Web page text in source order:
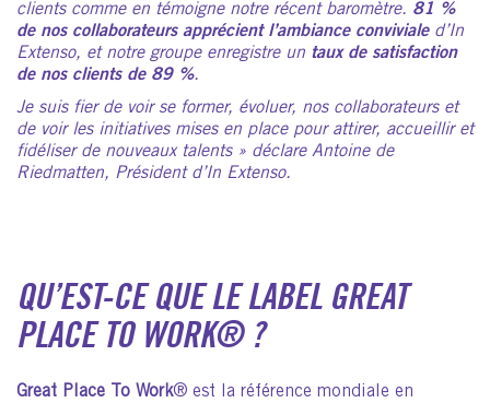
clients comme en témoigne notre récent baromètre. 81 %
de nos collaborateurs apprécient l’ambiance convivialed’In
Extenso, et notre groupe enregistre un taux de satisfaction
de nos clients de 89 %.
Je suis fier de voir se former, évoluer, nos collaborateurs et
de voir les initiatives mises en place pour attirer, accueillir et
fidéliser de nouveaux talents » déclare Antoine de
Riedmatten, Président d’In Extenso.
QU’EST-CE QUE LE LABEL GREAT
PLACE TO WORK® ?
Great Place To Work® est la référence mondiale en